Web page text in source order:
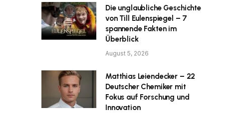
Die unglaubliche Geschichte
von Till Eulenspiegel – 7
spannende Fakten im
Überblick
August 5, 2026
Matthias Leiendecker – 22
Deutscher Chemiker mit
Fokus auf Forschung und
Innovation